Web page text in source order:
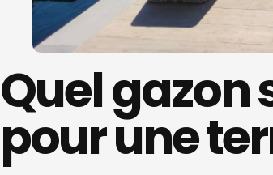
Quel
pour une